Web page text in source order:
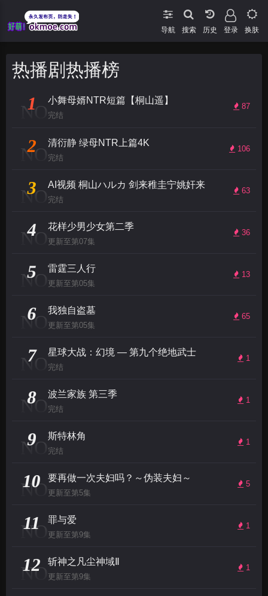
导航 搜索 登录 换肤
热播剧热播榜
NO
1 87
小舞母婿NTR短篇【桐山遥】
完结
NO
2 106
清衍静 绿母NTR上篇4K
完结
NO
3 63
AI视频 桐山ハルカ 剑来稚圭宁姚奸来
完结
NO
4 36
花样少男少女第二季
更新至第07集
NO
5 13
雷霆三人行
更新至第05集
NO
6 65
我独自盗墓
更新至第05集
NO
7 1
星球大战：幻境 — 第九个绝地武士
完结
NO
8 1
波兰家族 第三季
完结
NO
9 1
斯特林角
完结
NO
10 5
要再做一次夫妇吗？～伪装夫妇～
更新至第5集
NO
11 1
罪与爱
更新至第9集
NO
12 1
斩神之凡尘神域Ⅱ
更新至第9集